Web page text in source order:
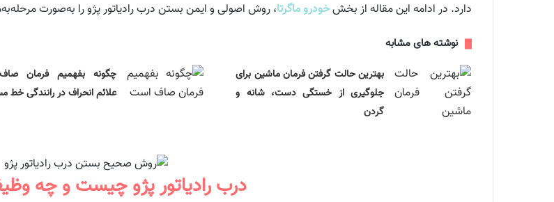
دارد. در ادامه این مقاله از بخشخودرو ماگرتا، روش اصولی و ایمن بستن درب رادیاتور پژو را به‌صورت
نوشته های مشابه
بهترین حالت گرفتن فرمان ماشین برای
جلوگیری از خستگی دست، شانه و
گردن
چگونه بفهمیم فرمان
علائم انحراف در رانندگی خط
درب رادیاتور پژو چیست و چه